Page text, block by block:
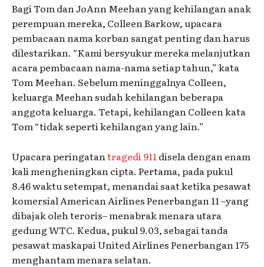
Bagi Tom dan JoAnn Meehan yang kehilangan anak
perempuan mereka, Colleen Barkow, upacara
pembacaan nama korban sangat penting dan harus
dilestarikan. “Kami bersyukur mereka melanjutkan
acara pembacaan nama-nama setiap tahun,” kata
Tom Meehan. Sebelum meninggalnya Colleen,
keluarga Meehan sudah kehilangan beberapa
anggota keluarga. Tetapi, kehilangan Colleen kata
Tom “tidak seperti kehilangan yang lain.”
Upacara peringatan tragedi 911 disela dengan enam
kali mengheningkan cipta. Pertama, pada pukul
8.46 waktu setempat, menandai saat ketika pesawat
komersial American Airlines Penerbangan 11 –yang
dibajak oleh teroris– menabrak menara utara
gedung WTC. Kedua, pukul 9.03, sebagai tanda
pesawat maskapai United Airlines Penerbangan 175
menghantam menara selatan.